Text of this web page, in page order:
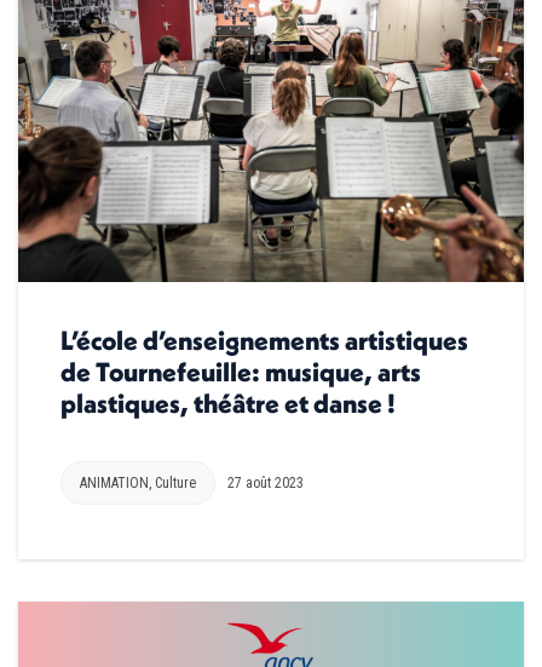
L’école d’enseignements artistiques
de Tournefeuille: musique, arts
plastiques, théâtre et danse !
ANIMATION Culture 27 août 2023